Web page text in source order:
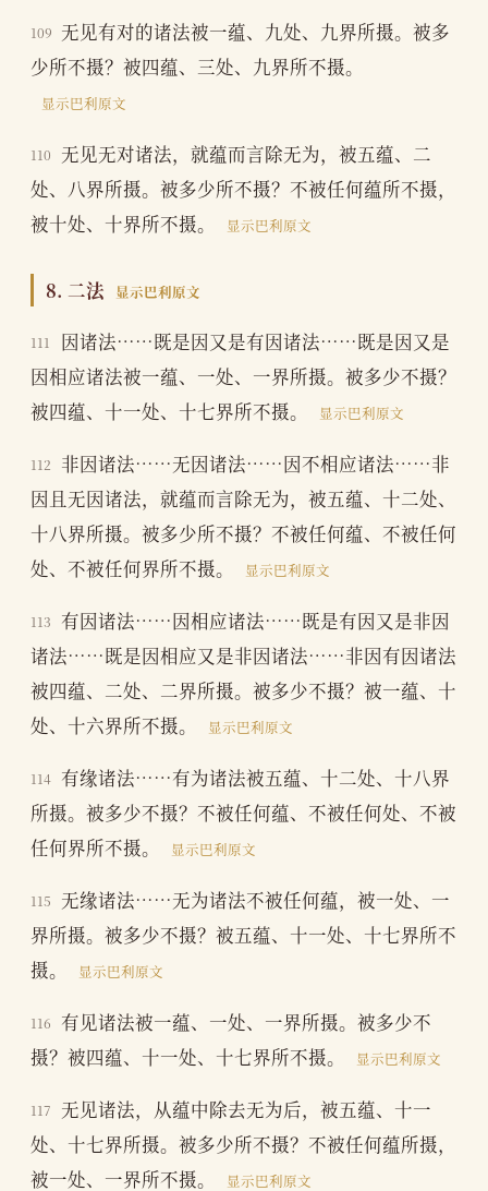
109 无见有对的诸法被一蕴、九处、九界所摄。被多
少所不摄？被四蕴、三处、九界所不摄。
显示巴利原文
110
无见无对诸法，就蕴而言除无为，被五蕴、二
处、八界所摄。被多少所不摄？不被任何蕴所不摄，
被十处、十界所不摄。
显示巴利原文
8. 二法 显示巴利原文
111
因诸法……既是因又是有因诸法……既是因又是
因相应诸法被一蕴、一处、一界所摄。被多少不摄？
被四蕴、十一处、十七界所不摄。
显示巴利原文
112
非因诸法……无因诸法……因不相应诸法……非
因且无因诸法，就蕴而言除无为，被五蕴、十二处、
十八界所摄。被多少所不摄？不被任何蕴、不被任何
处、不被任何界所不摄。
显示巴利原文
113
有因诸法……因相应诸法……既是有因又是非因
诸法……既是因相应又是非因诸法……非因有因诸法
被四蕴、二处、二界所摄。被多少不摄？被一蕴、十
处、十六界所不摄。
显示巴利原文
114 有缘诸法……有为诸法被五蕴、十二处、十八界
所摄。被多少不摄？不被任何蕴、不被任何处、不被
任何界所不摄。
显示巴利原文
115
无缘诸法……无为诸法不被任何蕴，被一处、一
界所摄。被多少不摄？被五蕴、十一处、十七界所不
摄。
显示巴利原文
116
有见诸法被一蕴、一处、一界所摄。被多少不
摄？被四蕴、十一处、十七界所不摄。
显示巴利原文
117
无见诸法，从蕴中除去无为后，被五蕴、十一
处、十七界所摄。被多少所不摄？不被任何蕴所摄，
被一处、一界所不摄。
显示巴利原文